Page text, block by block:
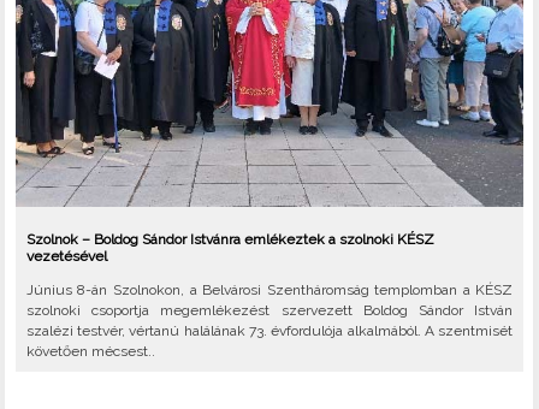
Szolnok – Boldog Sándor Istvánra emlékeztek a szolnoki KÉSZ
vezetésével
Június 8-án Szolnokon, a Belvárosi Szentháromság templomban a KÉSZ
szolnoki csoportja megemlékezést szervezett Boldog Sándor István
szalézi testvér, vértanú halálának 73. évfordulója alkalmából. A szentmisét
követően mécsest..